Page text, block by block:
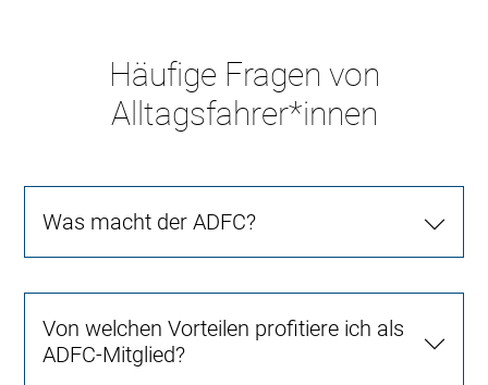
Häufige Fragen von
Alltagsfahrer*innen
Was macht der ADFC?
Von welchen Vorteilen profitiere ich als
ADFC-Mitglied?